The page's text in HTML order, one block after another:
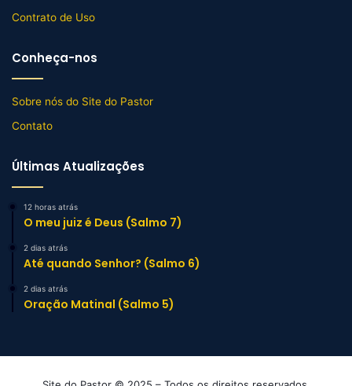
Contrato de Uso
Conheça-nos
Sobre nós do Site do Pastor
Contato
Últimas Atualizações
12 horas atrás
O meu juiz é Deus (Salmo 7)
2 dias atrás
Até quando Senhor? (Salmo 6)
2 dias atrás
Oração Matinal (Salmo 5)